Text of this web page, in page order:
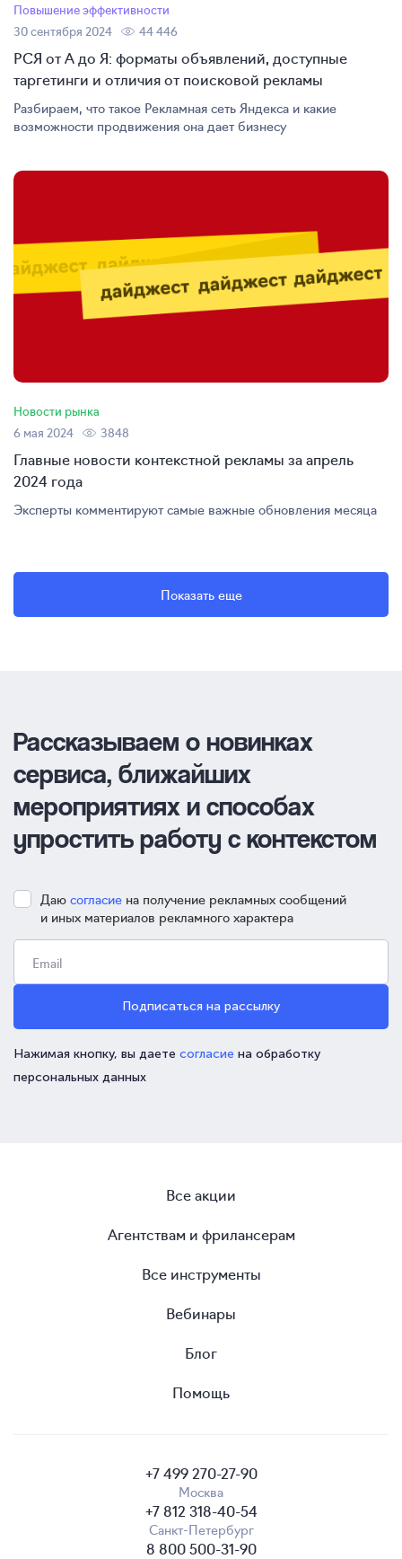
Повышение эффективности
30 сентября 2024
44 446
РСЯ от А до Я: форматы объявлений, доступные
таргетинги и отличия от поисковой рекламы
Разбираем, что такое Рекламная сеть Яндекса и какие
возможности продвижения она дает бизнесу
Новости рынка
6 мая 2024
3848
Главные новости контекстной рекламы за апрель
2024 года
Эксперты комментируют самые важные обновления месяца
Показать еще
Рассказываем о новинках
сервиса, ближайших
мероприятиях и способах
упростить работу с контекстом
Даю согласие на получение рекламных сообщений
и иных материалов рекламного характера
Подписаться на рассылку
Нажимая кнопку, вы даете согласие на обработку
персональных данных
Все акции
Агентствам и фрилансерам
Все инструменты
Вебинары
Блог
Помощь
+7 499 270-27-90
Москва
+7 812 318-40-54
Санкт-Петербург
8 800 500-31-90